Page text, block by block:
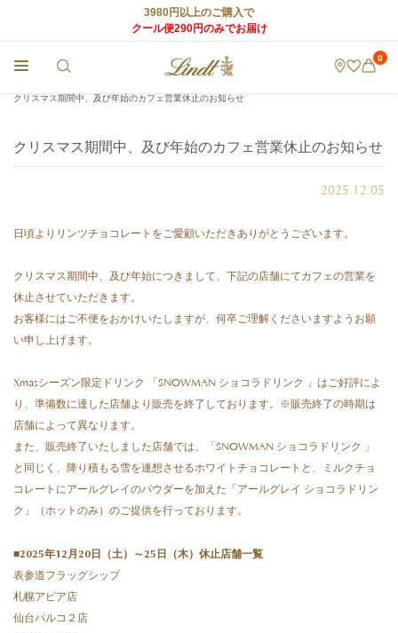
3980円以上のご購入で
クール便290円のみでお届け
0
クリスマス期間中、及び年始のカフェ営業休止のお知らせ
クリスマス期間中、及び年始のカフェ営業休止のお知らせ
2025.12.05
日頃よりリンツチョコレートをご愛顧いただきありがとうございます。
クリスマス期間中、及び年始につきまして、下記の店舗にてカフェの営業を
休止させていただきます。
お客様にはご不便をおかけいたしますが、何卒ご理解くださいますようお願
い申し上げます。
Xmasシーズン限定ドリンク 「SNOWMAN ショコラドリンク 」はご好評によ
り、準備数に達した店舗より販売を終了しております。※販売終了の時期は
店舗によって異なります。
また、販売終了いたしました店舗では、「SNOWMAN ショコラドリンク 」
と同じく、降り積もる雪を連想させるホワイトチョコレートと、ミルクチョ
コレートにアールグレイのパウダーを加えた「アールグレイ ショコラドリン
ク」（ホットのみ）のご提供を行っております。
■2025年12月20日（土）～25日（木）休止店舗一覧
表参道フラッグシップ
札幌アピア店
仙台パルコ２店